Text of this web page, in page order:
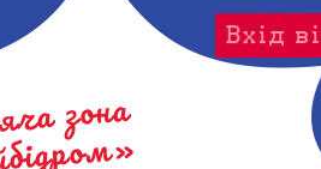
Вхід
зона